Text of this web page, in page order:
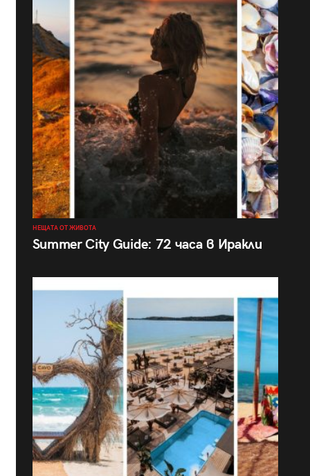
НЕЩАТА ОТ ЖИВОТА
Summer City Guide: 72 часа в Иракли